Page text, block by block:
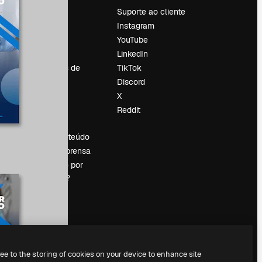
Tendências de
Vender conteúdo
Sala de imprensa
Procurando por
magnific.ai?
Suporte ao cliente
Instagram
YouTube
LinkedIn
TikTok
Discord
X
Reddit
to the storing of cookies on your device to enhance site